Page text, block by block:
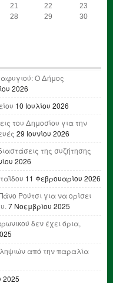
21 22
23
28 29
30
Ο Δήμος
2026
10 Ιουλίου 2026
του Δημοσίου για την
29 Ιουνίου 2026
της συζήτησης
2026
11 Φεβρουαρίου 2026
Ρούτσι για να ορίσει
7 Νοεμβρίου 2025
δεν έχει όρια,
από την παραλία
2025